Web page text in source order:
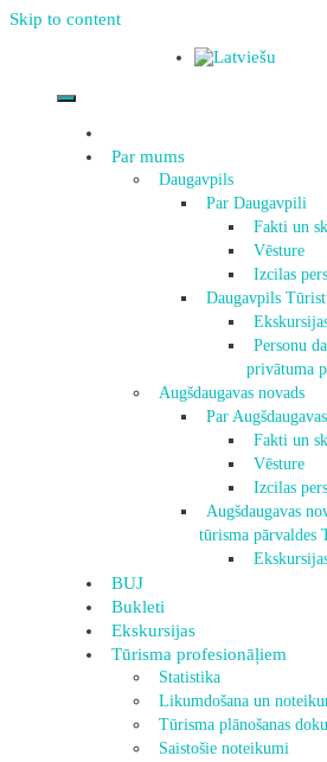
Skip to content
Par mums
Daugavpils
Par Daugavpili
Fakti un
Vēsture
Izcilas
Daugavpils
Personu
privātuma
Augšdaugavas novads
Par
Fakti un
Vēsture
Izcilas
Augšdaugavas
tūrisma pārvaldes
BUJ
Bukleti
Ekskursijas
Tūrisma profesionāļiem
Statistika
Likumdošana un
Tūrisma plānošanas
Saistošie noteikumi